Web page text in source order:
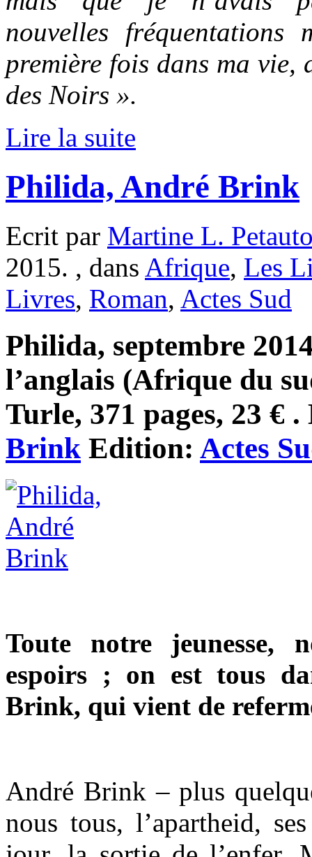
nouvelles
première fois dans ma vie,
des Noirs ».
Lire la suite
Philida, André Brink
Ecrit par Martine L.
2015. , dans Afrique, Les
Livres, Roman, Actes Sud
Philida, septembre
l’anglais (Afrique du
Turle, 371 pages, 23 €
Brink Edition: Actes
Toute notre jeunesse,
espoirs ; on est tous
Brink, qui vient de
André Brink – plus
nous tous, l’apartheid,